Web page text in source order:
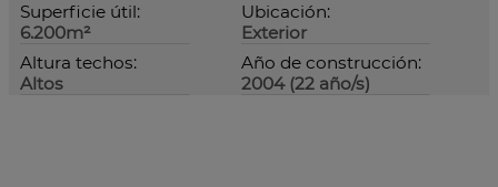
Superficie útil:
6.200m²
Ubicación:
Exterior
Altura techos:
Altos
Año de construcción:
2004 (22 año/s)